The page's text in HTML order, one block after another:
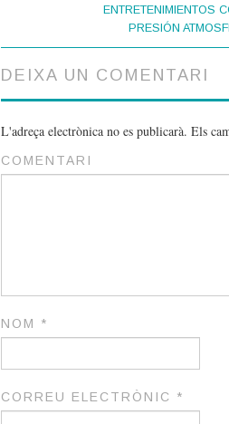
Post navigationENTRETENIMIENTOS
PRESIÓN
DEIXA UN COMENTARI
L'adreça electrònica no es publicarà. Els
COMENTARI
NOM *
CORREU ELECTRÒNIC *